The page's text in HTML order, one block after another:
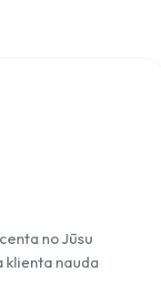
no Jūsu
klienta nauda